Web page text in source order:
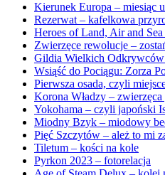
Kierunek Europa – miesiąc
Rezerwat – kafelkowa
Heroes of Land, Air and
Zwierzęce rewolucje –
Gildia Wielkich
Wsiąść do Pociągu: Zorza
Pierwsza osada, czyli
Korona Władzy – zwierzęca
Yokohama – czyli japoński
Miodny Bzyk – miodowy
Pięć Szczytów – ależ to mi
Tiletum – kości na kole
Pyrkon 2023 – fotorelacja